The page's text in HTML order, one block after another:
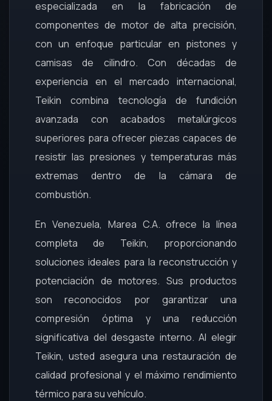
especializada en la fabricación de
componentes de motor de alta precisión,
con un enfoque particular en pistones y
camisas de cilindro. Con décadas de
experiencia en el mercado internacional,
Teikin combina tecnología de fundición
avanzada con acabados metalúrgicos
superiores para ofrecer piezas capaces de
resistir las presiones y temperaturas más
extremas dentro de la cámara de
combustión.
En Venezuela, Marea C.A. ofrece la línea
completa de Teikin, proporcionando
soluciones ideales para la reconstrucción y
potenciación de motores. Sus productos
son reconocidos por garantizar una
compresión óptima y una reducción
significativa del desgaste interno. Al elegir
Teikin, usted asegura una restauración de
calidad profesional y el máximo rendimiento
térmico para su vehículo.